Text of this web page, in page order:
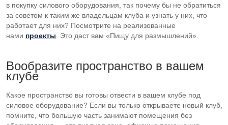
в покупку силового оборудования, так почему бы не обратиться
за советом к таким же владельцам клуба и узнать у них, что
работает для них? Посмотрите на реализованные
нами проекты . Это даст вам «Пищу для размышлений».
Вообразите пространство в вашем
клубе
Какое пространство вы готовы отвести в вашем клубе под
силовое оборудование? Если вы только открываете новый клуб,
помните, что большую часть занимают помещения без